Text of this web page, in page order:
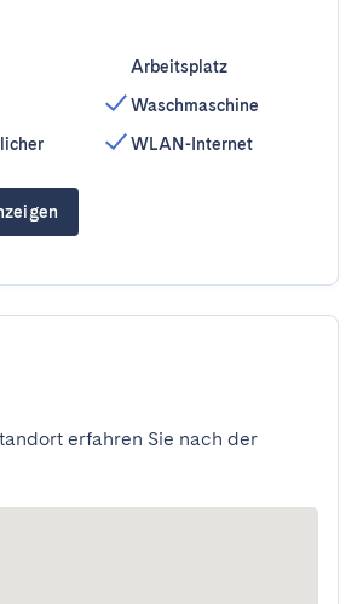
Arbeitsplatz
Waschmaschine
WLAN-Internet
erfahren Sie nach der